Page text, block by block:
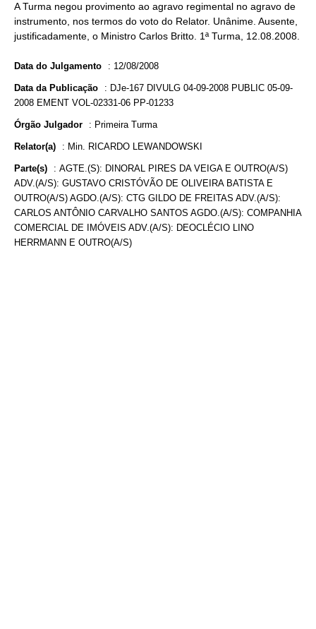
A Turma negou provimento ao agravo regimental no agravo de
instrumento, nos termos do voto do Relator. Unânime. Ausente,
justificadamente, o Ministro Carlos Britto. 1ª Turma, 12.08.2008.
Data do Julgamento : 12/08/2008
Data da Publicação : DJe-167 DIVULG 04-09-2008 PUBLIC 05-09-
2008 EMENT VOL-02331-06 PP-01233
Órgão Julgador : Primeira Turma
Relator(a) : Min. RICARDO LEWANDOWSKI
Parte(s) : AGTE.(S): DINORAL PIRES DA VEIGA E OUTRO(A/S)
ADV.(A/S): GUSTAVO CRISTÓVÃO DE OLIVEIRA BATISTA E
OUTRO(A/S) AGDO.(A/S): CTG GILDO DE FREITAS ADV.(A/S):
CARLOS ANTÔNIO CARVALHO SANTOS AGDO.(A/S): COMPANHIA
COMERCIAL DE IMÓVEIS ADV.(A/S): DEOCLÉCIO LINO
HERRMANN E OUTRO(A/S)